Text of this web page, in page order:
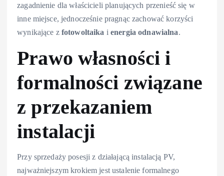
zagadnienie dla właścicieli planujących przenieść się w
inne miejsce, jednocześnie pragnąc zachować korzyści
wynikające z fotowoltaika ienergia odnawialna.
Prawo własności i
formalności związane
z przekazaniem
instalacji
Przy sprzedaży posesji z działającą instalacją PV,
najważniejszym krokiem jest ustalenie formalnego